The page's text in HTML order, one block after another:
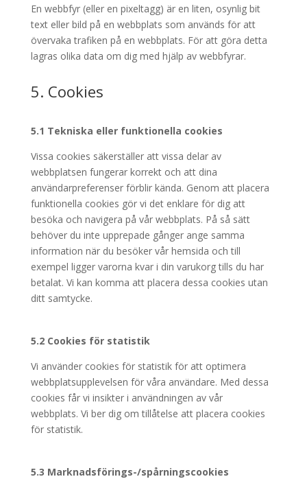
En webbfyr (eller en pixeltagg) är en liten, osynlig bit
text eller bild på en webbplats som används för att
övervaka trafiken på en webbplats. För att göra detta
lagras olika data om dig med hjälp av webbfyrar.
5. Cookies
5.1 Tekniska eller funktionella cookies
Vissa cookies säkerställer att vissa delar av
webbplatsen fungerar korrekt och att dina
användarpreferenser förblir kända. Genom att placera
funktionella cookies gör vi det enklare för dig att
besöka och navigera på vår webbplats. På så sätt
behöver du inte upprepade gånger ange samma
information när du besöker vår hemsida och till
exempel ligger varorna kvar i din varukorg tills du har
betalat. Vi kan komma att placera dessa cookies utan
ditt samtycke.
5.2 Cookies för statistik
Vi använder cookies för statistik för att optimera
webbplatsupplevelsen för våra användare. Med dessa
cookies får vi insikter i användningen av vår
webbplats. Vi ber dig om tillåtelse att placera cookies
för statistik.
5.3 Marknadsförings-/spårningscookies